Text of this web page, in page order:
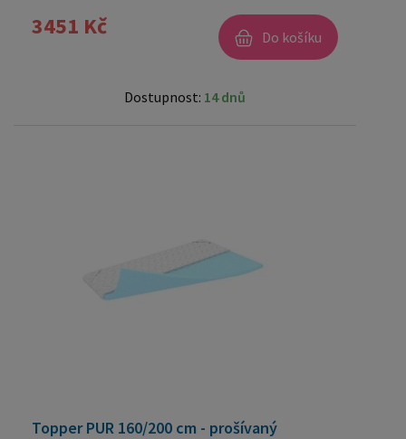
3451 Kč Do košíku
Dostupnost: 14 dnů
Topper PUR 160/200 cm - prošívaný